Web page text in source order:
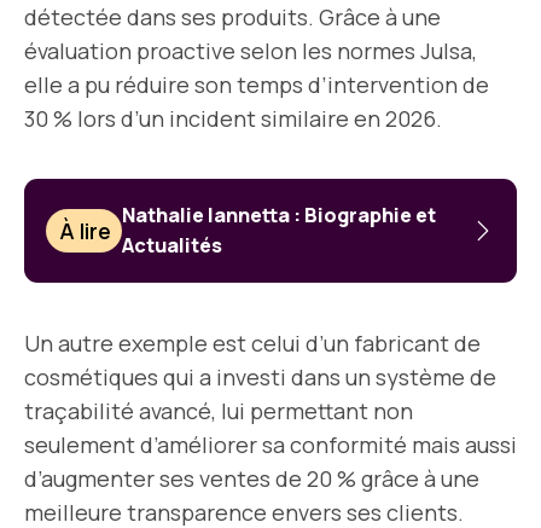
détectée dans ses produits. Grâce à une
évaluation proactive selon les normes Julsa,
elle a pu réduire son temps d’intervention de
30 % lors d’un incident similaire en 2026.
À lire
Nathalie Iannetta : Biographie et
Actualités
Un autre exemple est celui d’un fabricant de
cosmétiques qui a investi dans un système de
traçabilité avancé, lui permettant non
seulement d’améliorer sa conformité mais aussi
d’augmenter ses ventes de 20 % grâce à une
meilleure transparence envers ses clients.